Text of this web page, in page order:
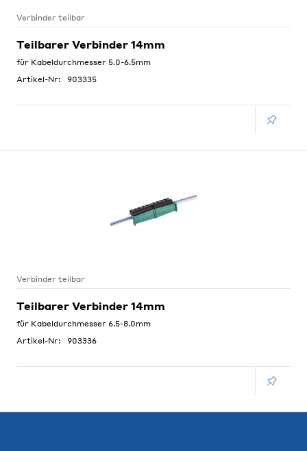
Verbinder teilbar
Teilbarer Verbinder 14mm
für Kabeldurchmesser 5.0-6.5mm
Artikel-Nr:
903335
Verbinder teilbar
Teilbarer Verbinder 14mm
für Kabeldurchmesser 6.5-8.0mm
Artikel-Nr:
903336